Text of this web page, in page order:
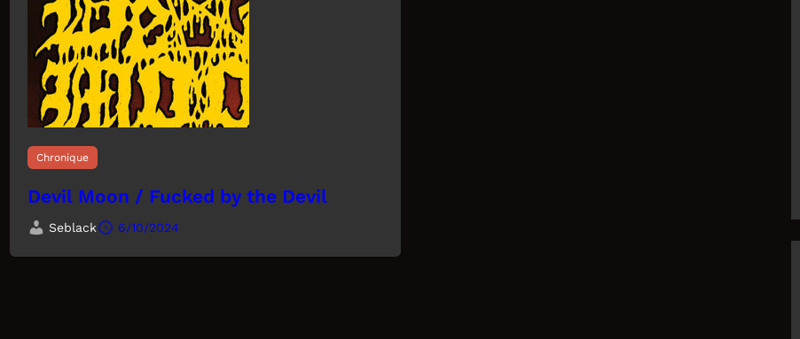
Chronique
Devil Moon / Fucked by the Devil
Seblack 6/10/2024